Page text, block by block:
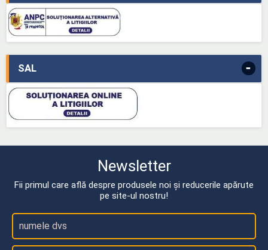
SAL -
Newsletter
Fii primul care află despre produsele noi și reducerile apărute
pe site-ul nostru!